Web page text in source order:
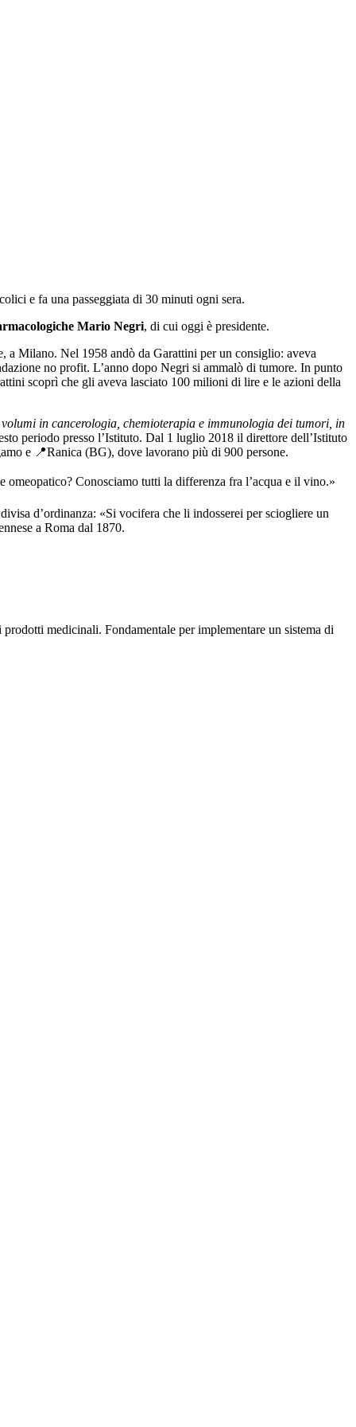
e fa una passeggiata di 30 minuti ogni sera.
Mario Negri, di cui oggi è presidente.
Milano. Nel 1958 andò da Garattini per un consiglio: aveva
no profit. L’anno dopo Negri si ammalò di tumore. In punto
scoprì che gli aveva lasciato 100 milioni di lire e le azioni della
in cancerologia, chemioterapia e immunologia dei tumori, in
periodo presso l’Istituto. Dal 1 luglio 2018 il direttore dell’Istituto
e 📍Ranica (BG), dove lavorano più di 900 persone.
Conosciamo tutti la differenza fra l’acqua e il vino.»
d’ordinanza: «Si vocifera che li indosserei per sciogliere un
a Roma dal 1870.
medicinali. Fondamentale per implementare un sistema di